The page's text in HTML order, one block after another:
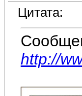
Цитата:
http://